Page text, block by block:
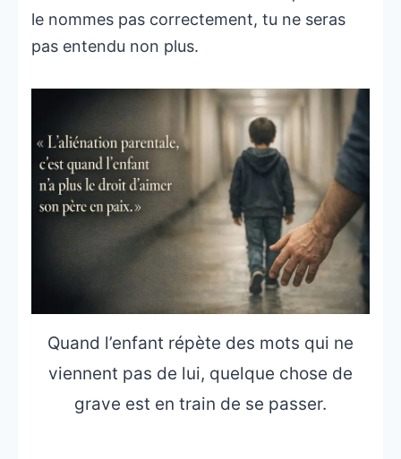
le nommes pas correctement, tu ne seras
pas entendu non plus.
Quand l’enfant répète des mots qui ne
viennent pas de lui, quelque chose de
grave est en train de se passer.